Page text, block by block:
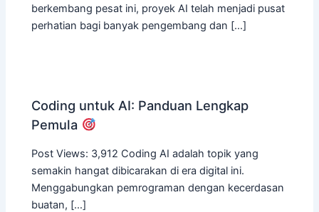
berkembang pesat ini, proyek AI telah menjadi pusat
perhatian bagi banyak pengembang dan […]
Coding untuk AI: Panduan Lengkap
Pemula
Post Views: 3,912 Coding AI adalah topik yang
semakin hangat dibicarakan di era digital ini.
Menggabungkan pemrograman dengan kecerdasan
buatan, […]